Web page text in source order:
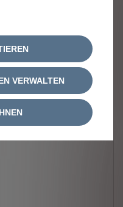
VERWALTEN